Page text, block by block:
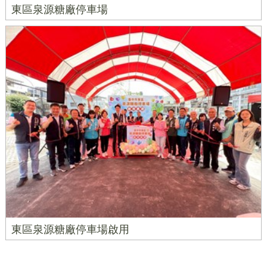
東區泉源糖廠停車場
東區泉源糖廠停車場啟用